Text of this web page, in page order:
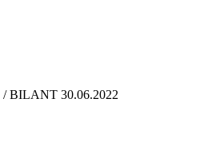
/ BILANT 30.06.2022